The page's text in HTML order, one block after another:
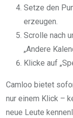
Setze den
erzeugen.
Scrolle nach
„Andere
Klicke auf
Camloo bietet
nur einem Klick –
neue Leute